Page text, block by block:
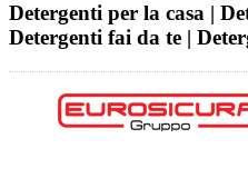
Detergenti per la casa |
Detergenti fai da te |